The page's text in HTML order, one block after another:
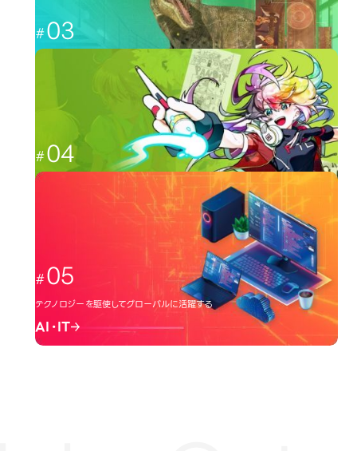
03
CGと映像を駆使して、人々を魅了する
04
日本のクリエーター文化を広める
イラスト・アニメ
05
テクノロジーを駆使してグローバルに活躍する
AI・IT